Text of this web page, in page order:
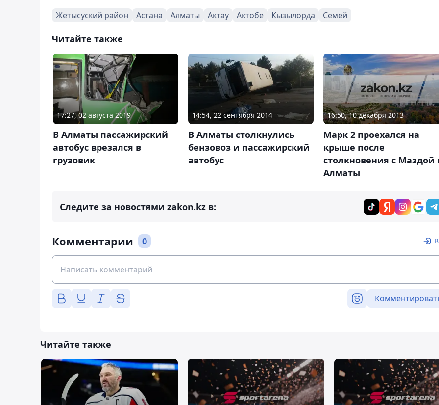
Жетысуский район Астана Алматы Актау Актобе Кызылорда Семей
Читайте также
17:27, 02 августа 2019
В Алматы пассажирский
автобус врезался в
грузовик
14:54, 22 сентября 2014
В Алматы столкнулись
бензовоз и пассажирский
автобус
16:50, 10 декабря 2013
Марк 2 проехался на
крыше после
столкновения с Маздой
Алматы
Следите за новостями zakon.kz в:
Комментарии 0
Читайте также